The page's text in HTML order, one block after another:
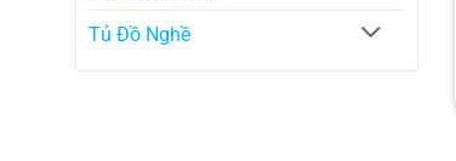
Tủ Đồ Nghề